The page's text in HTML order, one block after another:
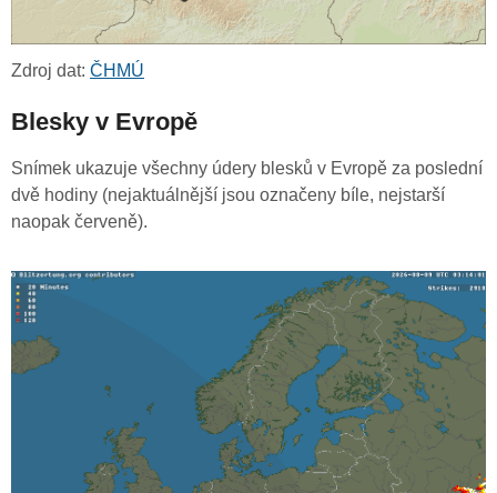
Zdroj dat: ČHMÚ
Blesky v Evropě
Snímek ukazuje všechny údery blesků v Evropě za poslední
dvě hodiny (nejaktuálnější jsou označeny bíle, nejstarší
naopak červeně).